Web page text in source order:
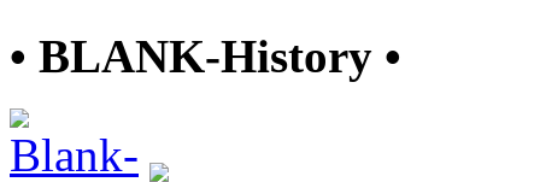
• BLANK-History •